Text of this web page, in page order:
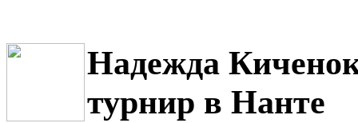
Надежда
турнир в Нанте